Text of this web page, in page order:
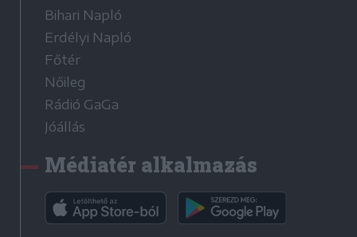
Bihari Napló
Erdélyi Napló
Főtér
Nőileg
Rádió GaGa
Jóállás
Médiatér alkalmazás